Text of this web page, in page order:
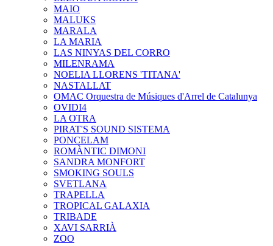
MAIO
MALUKS
MARALA
LA MARIA
LAS NINYAS DEL CORRO
MILENRAMA
NOELIA LLORENS 'TITANA'
NASTALLAT
OMAC Orquestra de Músiques d'Arrel de Catalunya
OVIDI4
LA OTRA
PIRAT'S SOUND SISTEMA
PONCELAM
ROMÀNTIC DIMONI
SANDRA MONFORT
SMOKING SOULS
SVETLANA
TRAPELLA
TROPICAL GALAXIA
TRIBADE
XAVI SARRIÀ
ZOO